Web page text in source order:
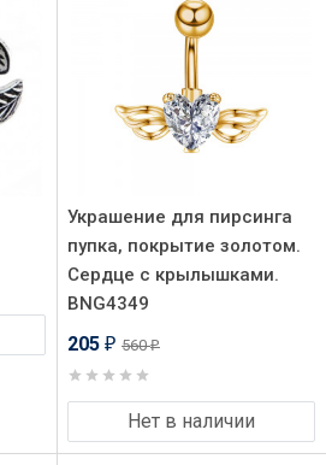
Украшение для пирсинга
пупка, покрытие золотом.
Сердце с крылышками.
BNG4349
205 ₽ 560₽
Нет в наличии